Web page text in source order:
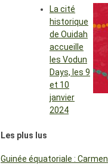
La cité
historique
de Ouidah
accueille
les Vodun
Days, les 9
et 10
janvier
2024
Les plus lus
Guinée équatoriale :